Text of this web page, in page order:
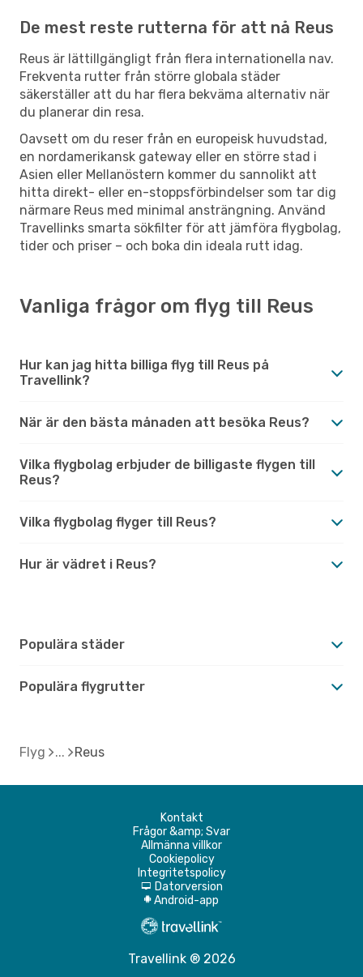
De mest reste rutterna för att nå Reus
Reus är lättillgängligt från flera internationella nav.
Frekventa rutter från större globala städer
säkerställer att du har flera bekväma alternativ när
du planerar din resa.
Oavsett om du reser från en europeisk huvudstad,
en nordamerikansk gateway eller en större stad i
Asien eller Mellanöstern kommer du sannolikt att
hitta direkt- eller en-stoppsförbindelser som tar dig
närmare Reus med minimal ansträngning. Använd
Travellinks smarta sökfilter för att jämföra flygbolag,
tider och priser – och boka din ideala rutt idag.
Vanliga frågor om flyg till Reus
Hur kan jag hitta billiga flyg till Reus på
Travellink?
När är den bästa månaden att besöka Reus?
Vilka flygbolag erbjuder de billigaste flygen till
Reus?
Vilka flygbolag flyger till Reus?
Hur är vädret i Reus?
Populära städer
Populära flygrutter
Flyg Reus
Kontakt
Frågor &amp; Svar
Allmänna villkor
Cookiepolicy
Integritetspolicy
d Datorversion
A Android-app
Travellink ® 2026